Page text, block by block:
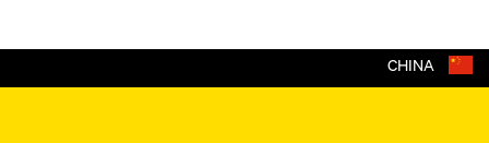
CHINA